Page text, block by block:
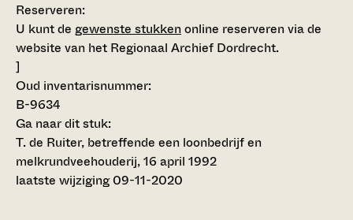
Reserveren:
U kunt de gewenste stukkenonline reserveren via de
website van het Regionaal Archief Dordrecht.
]
Oud inventarisnummer:
B-9634
Ga naar dit stuk:
T. de Ruiter, betreffende een loonbedrijf en
melkrundveehouderij, 16 april 1992
laatste wijziging 09-11-2020